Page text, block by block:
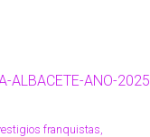
ALBACETE-ANO-2025
franquistas,